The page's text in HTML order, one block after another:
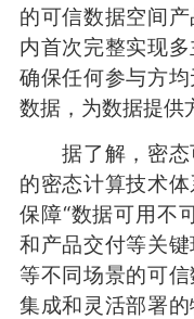
的可信数据空间
内首次完整实现
确保任何参与方
数据，为数据提供
据了解，密态
的密态计算技术
保障“数据可用不
和产品交付等关
等不同场景的可
集成和灵活部署